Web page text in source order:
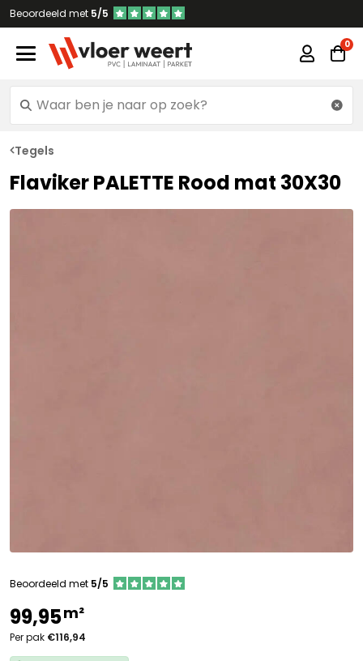
Beoordeeld met 5/5
Tegels
Flaviker PALETTE Rood mat 30X30
Beoordeeld met 5/5
99,95m²
Per pak €116,94